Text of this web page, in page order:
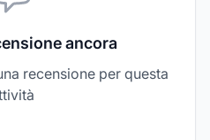
ancora
recensione per questa